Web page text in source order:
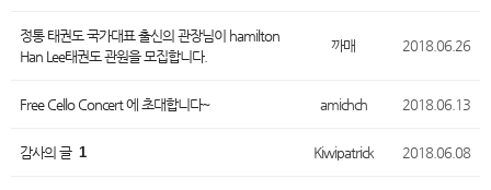
정통 태권도 국가대표 출신의 관장님이 hamilton
Han Lee태권도 관원을 모집합니다.
까매 2018.06.26
Free Cello Concert 에 초대합니다~ amichch 2018.06.13
감사의 글 1 Kiwipatrick 2018.06.08